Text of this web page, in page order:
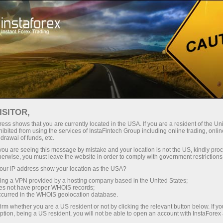
Mengenai InstaForex
Pasukan Loprais InstaForex
InstaForex Loprais
Team — Naib Juara
Rali Dakar!
Kekuatan, strategi, hasil!
shows that you are currently located in the USA. If you are a resident of the
from using the services of InstaFintech Group including online trading,
of funds, etc.
are seeing this message by mistake and your location is not the US, kindly
you must leave the website in order to comply with government
IP address show your location as the USA?
a VPN provided by a hosting company based in the United States;
not have proper WHOIS records;
in the WHOIS geolocation database.
whether you are a US resident or not by clicking the relevant button below. If
being a US resident, you will not be able to open an account with InstaForex